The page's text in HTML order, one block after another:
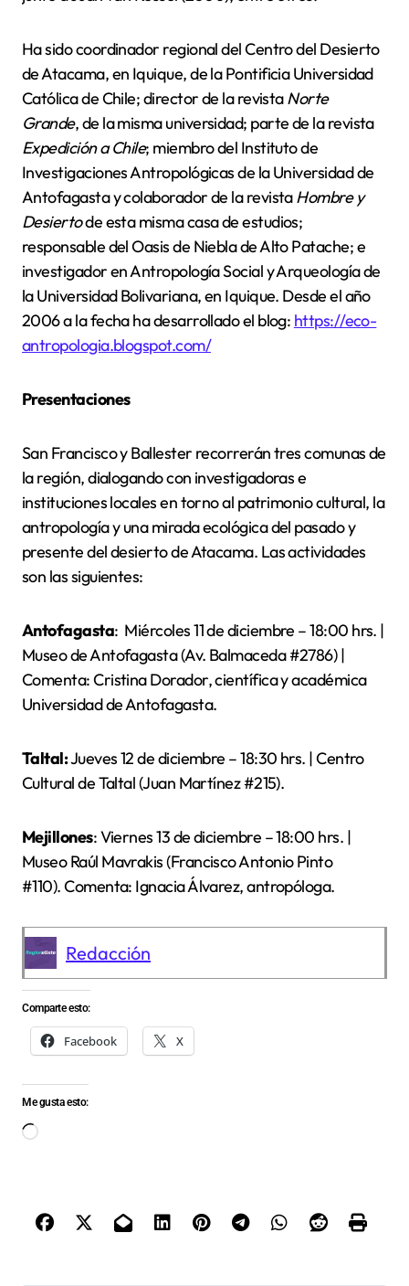
Ha sido coordinador regional del Centro del Desierto
de Atacama, en Iquique, de la Pontificia Universidad
Católica de Chile; director de la revistaNorte
Grande, de la misma universidad; parte de la revista
Expedición a Chile; miembro del Instituto de
Investigaciones Antropológicas de la Universidad de
Antofagasta y colaborador de la revistaHombre y
Desiertode esta misma casa de estudios;
responsable del Oasis de Niebla de Alto Patache; e
investigador en Antropología Social y Arqueología de
la Universidad Bolivariana, en Iquique. Desde el año
2006 a la fecha ha desarrollado el blog: https://eco-
antropologia.blogspot.com/
Presentaciones
San Francisco y Ballester recorrerán tres comunas de
la región, dialogando con investigadoras e
instituciones locales en torno al patrimonio cultural, la
antropología y una mirada ecológica del pasado y
presente del desierto de Atacama. Las actividades
son las siguientes:
Antofagasta: Miércoles 11 de diciembre – 18:00 hrs. |
Museo de Antofagasta (Av. Balmaceda #2786) |
Comenta: Cristina Dorador, científica y académica
Universidad de Antofagasta.
Taltal:Jueves 12 de diciembre – 18:30 hrs. | Centro
Cultural de Taltal (Juan Martínez #215).
Mejillones: Viernes 13 de diciembre – 18:00 hrs. |
Museo Raúl Mavrakis (Francisco Antonio Pinto
#110). Comenta: Ignacia Álvarez, antropóloga.
Redacción
Comparte esto:
Facebook X
Me gusta esto:
Cargando...